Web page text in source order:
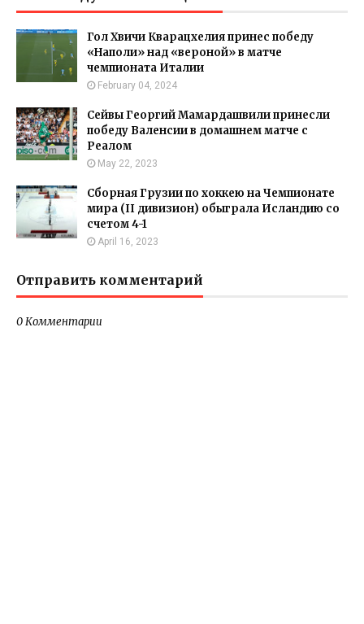
Гол Хвичи Кварацхелия принес победу
«Наполи» над «вероной» в матче
чемпионата Италии
February 04, 2024
Сейвы Георгий Мамардашвили принесли
победу Валенсии в домашнем матче с
Реалом
May 22, 2023
Сборная Грузии по хоккею на Чемпионате
мира (II дивизион) обыграла Исландию со
счетом 4-1
April 16, 2023
Отправить комментарий
0 Комментарии